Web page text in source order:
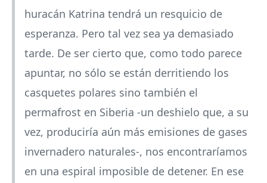
huracán Katrina tendrá un resquicio de
esperanza. Pero tal vez sea ya demasiado
tarde. De ser cierto que, como todo parece
apuntar, no sólo se están derritiendo los
casquetes polares sino también el
permafrost en Siberia -un deshielo que, a su
vez, produciría aún más emisiones de gases
invernadero naturales-, nos encontraríamos
en una espiral imposible de detener. En ese